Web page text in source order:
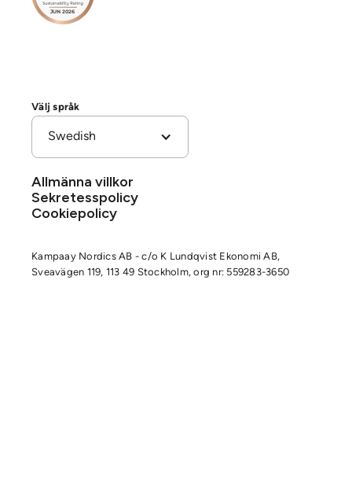
Välj språk
Swedish
Allmänna villkor
Sekretesspolicy
Cookiepolicy
Kampaay Nordics AB - c/o K Lundqvist Ekonomi AB,
Sveavägen 119, 113 49 Stockholm, org nr: 559283-3650